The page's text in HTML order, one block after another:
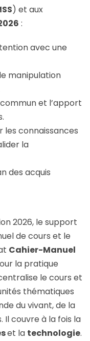
) et aux
:
avec une
manipulation
et l’apport
les connaissances
la
des acquis
2026, le support
de cours et le
Cahier-Manuel
la pratique
le cours et
thématiques
du vivant, de la
couvre à la fois la
et la technologie.